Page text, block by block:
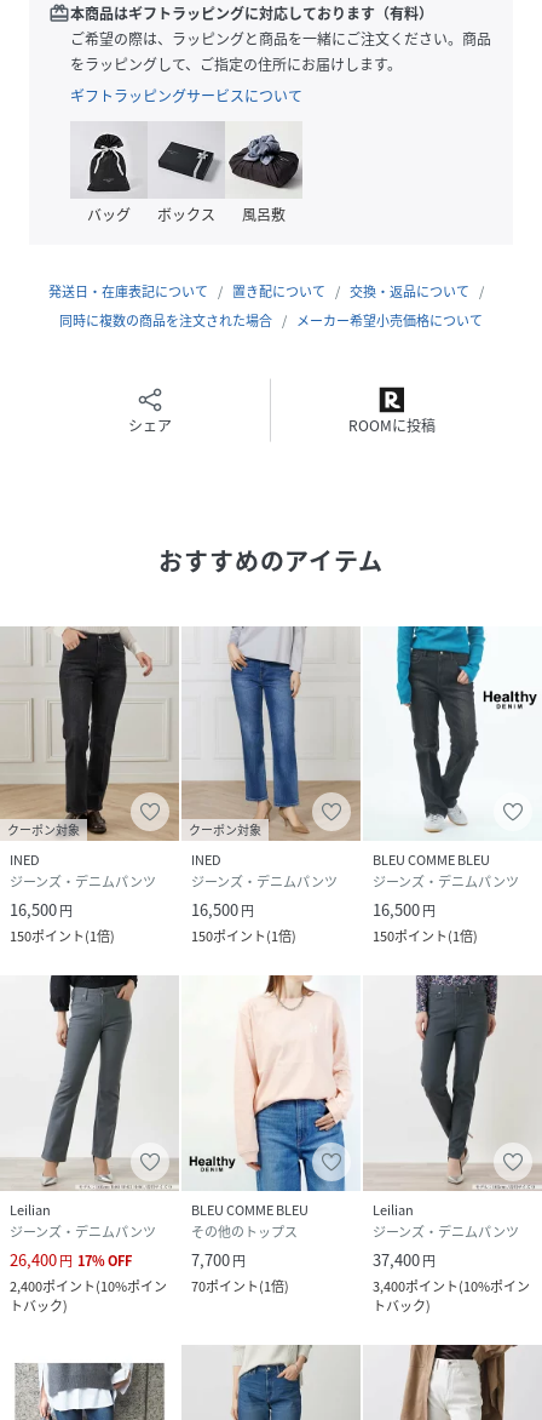
【注意事項】
※商品画像は、光の当たり具合やパソコンなどの閲覧環境に
より、実際の色味と異なって見える場合がございます。
あらかじめご了承ください。
※画像の商品はサンプルです。
実際の商品と仕様、加工が若干異なる場合があります。
リーズナブルなプライスで美しいフォルムと心地よい素材感
を追求するデニムブランド。
気急上昇中です。
レディース
素材 綿 98％ポリウレタン 2％
サイズ 23、24、25
クリーニング
品番
QB7682_04510151002
04510151002-7I-3Y QB7682
redeem本商品はギフトラッピングに対応しております（有料）
ご希望の際は、ラッピングと商品を一緒にご注文ください。商品
をラッピングして、ご指定の住所にお届けします。
ギフトラッピングサービスについて
バッグ ボックス 風呂敷
発送日・在庫表記について 置き配について
交換・返品について
同時に複数の商品を注文された場合
メーカー希望小売価格について
シェア ROOMに投稿
おすすめのアイテム
クーポン対象
INED
ジーンズ・デニムパンツ
16,500円
150ポイント(1倍)
クーポン対象
INED
ジーンズ・デニムパンツ
16,500円
150ポイント(1倍)
BLEU COMME BLEU
ジーンズ・デニムパンツ
16,500円
150ポイント(1倍)
Leilian
ジーンズ・デニムパンツ
26,400円 17%OFF
2,400ポイント(10%ポイン
トバック)
BLEU COMME BLEU
その他のトップス
7,700円
70ポイント(1倍)
Leilian
ジーンズ・デニムパンツ
37,400円
3,400ポイント(10%ポイン
トバック)